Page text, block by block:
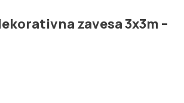
zavesa 3x3m –